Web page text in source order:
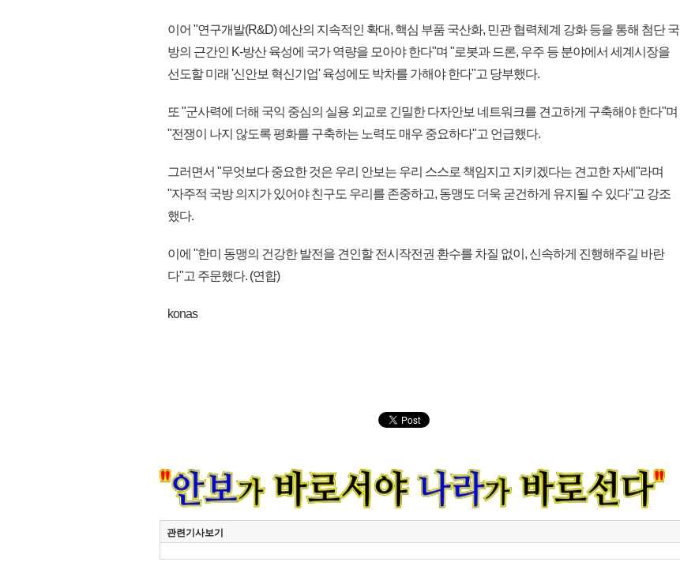
이어 "연구개발(R&D) 예산의 지속적인 확대, 핵심 부품 국산화, 민관 협력체계 강화 등을 통해 첨단 국
방의 근간인 K-방산 육성에 국가 역량을 모아야 한다"며 "로봇과 드론, 우주 등 분야에서 세계시장을
선도할 미래 '신안보 혁신기업' 육성에도 박차를 가해야 한다"고 당부했다.
또 "군사력에 더해 국익 중심의 실용 외교로 긴밀한 다자안보 네트워크를 견고하게 구축해야 한다"며
"전쟁이 나지 않도록 평화를 구축하는 노력도 매우 중요하다"고 언급했다.
그러면서 "무엇보다 중요한 것은 우리 안보는 우리 스스로 책임지고 지키겠다는 견고한 자세"라며
"자주적 국방 의지가 있어야 친구도 우리를 존중하고, 동맹도 더욱 굳건하게 유지될 수 있다"고 강조
했다.
이에 "한미 동맹의 건강한 발전을 견인할 전시작전권 환수를 차질 없이, 신속하게 진행해주길 바란
다"고 주문했다. (연합)
konas
관련기사보기